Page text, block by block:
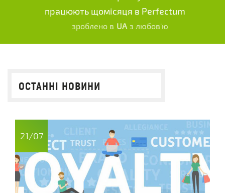
працюють щомісяця в Perfectum
зроблено в UA з любов'ю
ОСТАННІ НОВИНИ
21/07